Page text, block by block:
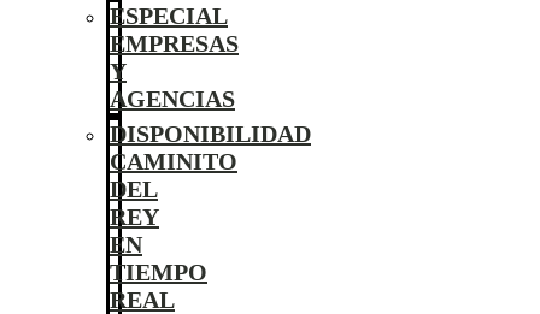
ESPECIAL
EMPRESAS
Y
AGENCIAS
DISPONIBILIDAD
CAMINITO
DEL
REY
EN
TIEMPO
REAL